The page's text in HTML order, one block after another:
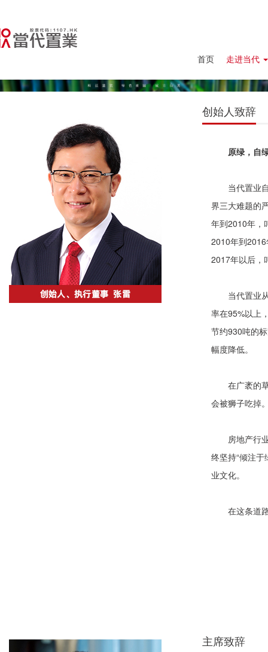
首页 走进当代
创始人致辞
原绿，自
当代置业
界三大难题的
年到2010年，
2010年到2016
2017年以后，
当代置业
率在95%以上
节约930吨的
幅度降低。
在广袤的
会被狮子吃掉
房地产行
终坚持“倾注
业文化。
在这条道
主席致辞